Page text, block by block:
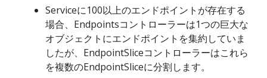
Serviceに100以上のエンドポイントが存在する
場合、Endpointsコントローラーは1つの巨大な
オブジェクトにエンドポイントを集約していま
したが、EndpointSliceコントローラーはこれら
を複数のEndpointSliceに分割します。